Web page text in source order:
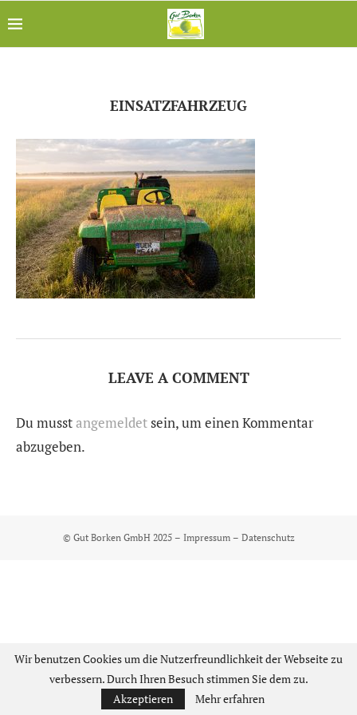
EINSATZFAHRZEUG
LEAVE A COMMENT
Du musstangemeldet sein, um einen Kommentar
abzugeben.
© Gut Borken GmbH 2025 – Impressum– Datenschutz
Wir benutzen Cookies um die Nutzerfreundlichkeit der Webseite zu
verbessern. Durch Ihren Besuch stimmen Sie dem zu.
Akzeptieren
Mehr erfahren